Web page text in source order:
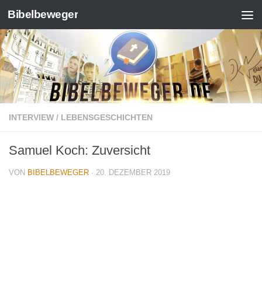
Zum Inhalt springen
Bibelbeweger
INTERVIEW / LEBENSGESCHICHTEN
Samuel Koch: Zuversicht
VON BIBELBEWEGER · 20. DEZEMBER 2019